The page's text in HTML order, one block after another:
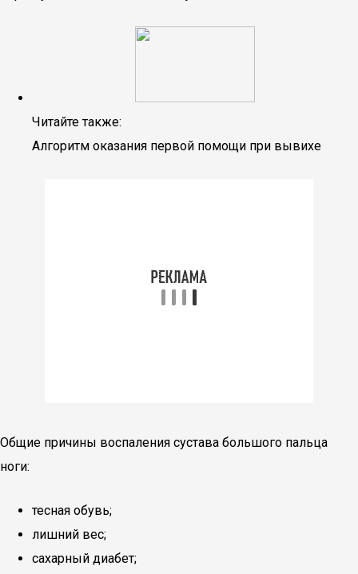
Читайте также:
Алгоритм оказания первой помощи при вывихе
Общие причины воспаления сустава большого пальца
ноги:
тесная обувь;
лишний вес;
сахарный диабет;